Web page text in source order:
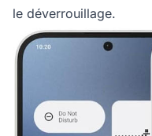
le déverrouillage.